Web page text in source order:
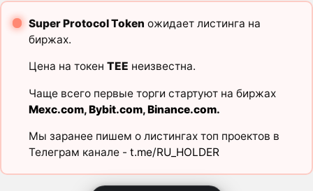
Super Protocol Token ожидает листинга на
биржах.
Цена на токен TEE неизвестна.
Чаще всего первые торги стартуют на биржах
Mexc.com,Bybit.com,Binance.com.
Мы заранее пишем о листингах топ проектов в
Телеграм канале - t.me/RU_HOLDER